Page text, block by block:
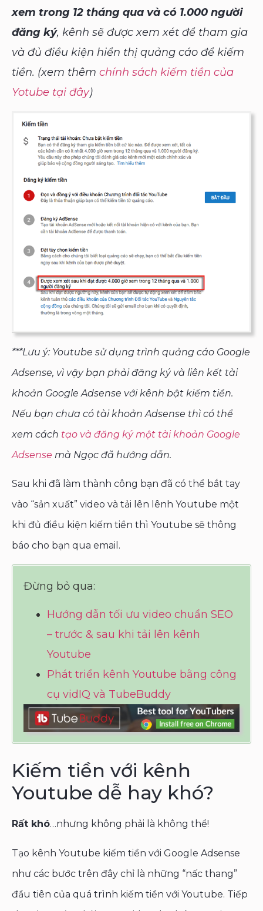
xem trong 12 tháng qua và có 1.000 người
đăng ký, kênh sẽ được xem xét để tham gia
và đủ điều kiện hiển thị quảng cáo để kiếm
tiền. (xem thêm chính sách kiếm tiền của
Yotube tại đây)
***Lưu ý: Youtube sử dụng trình quảng cáo Google
Adsense, vì vậy bạn phải đăng ký và liên kết tài
khoản Google Adsense với kênh bật kiếm tiền.
Nếu bạn chưa có tài khoản Adsense thì có thể
xem cách tạo và đăng ký một tài khoản Google
Adsense mà Ngọc đã hướng dẫn.
Sau khi đã làm thành công bạn đã có thể bắt tay
vào “sản xuất” video và tải lên lênh Youtube một
khi đủ điều kiện kiếm tiền thì Youtube sẽ thông
báo cho bạn qua email.
Đừng bỏ qua:
Hướng dẫn tối ưu video chuẩn SEO
– trước & sau khi tải lên kênh
Youtube
Phát triển kênh Youtube bằng công
cụ vidIQ và TubeBuddy
Kiếm tiền với kênh
Youtube dễ hay khó?
Rất khó…nhưng không phải là không thể!
Tạo kênh Youtube kiếm tiền với Google Adsense
như các bước trên đây chỉ là những “nấc thang”
đầu tiên của quá trình kiếm tiền với Youtube. Tiếp